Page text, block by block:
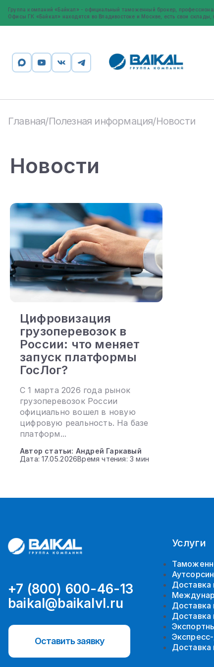
Группа компаний «Байкал» - официальный таможенный брокер,
Офисы ГК «Байкал» находятся во Владивостоке и Москве, есть свои склады,
Главная/Полезная информация/Новости
Новости
Цифровизация
грузоперевозок в
России: что меняет
запуск платформы
ГосЛог?
С 1 марта 2026 года рынок
грузоперевозок России
официально вошел в новую
цифровую реальность. На базе
платформ...
Автор статьи: Андрей Гаркавый
Дата: 17.05.2026Время чтения: 3 мин
+7 (800) 600-46-13
baikal@baikalvl.ru
Оставить заявку
Услуги
Доставка
Доставка
Доставка
Доставка